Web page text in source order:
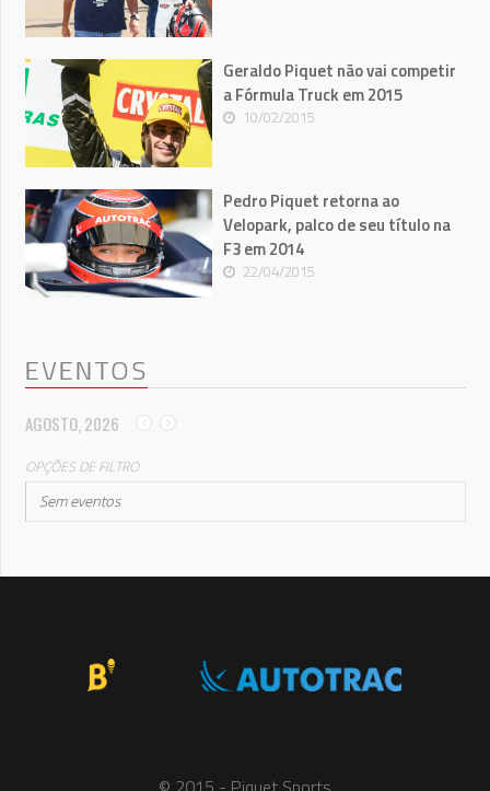
Geraldo Piquet não vai competir
a Fórmula Truck em 2015
10/02/2015
Pedro Piquet retorna ao
Velopark, palco de seu título na
F3 em 2014
22/04/2015
EVENTOS
AGOSTO, 2026
OPÇÕES DE FILTRO
Sem eventos